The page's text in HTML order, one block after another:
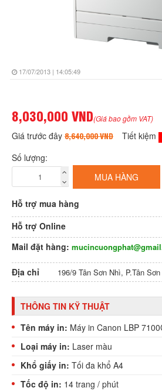
17/07/2013 | 14:05:49
8,030,000 VND(Giá bao gồm VAT)
Giá trước đây 8,640,000 VND Tiết kiệm
Số lượng:
MUA HÀNG
Hỗ trợ mua hàng
Hỗ trợ Online
Mail đặt hàng:
Địa chỉ
196/9 Tân Sơn Nhì, P.Tân
THÔNG TIN KỸ THUẬT
Tên máy in: Máy in Canon LBP
Loại máy in: Laser màu
Khổ giấy in: Tối đa khổ A4
Tốc độ in: 14 trang / phút